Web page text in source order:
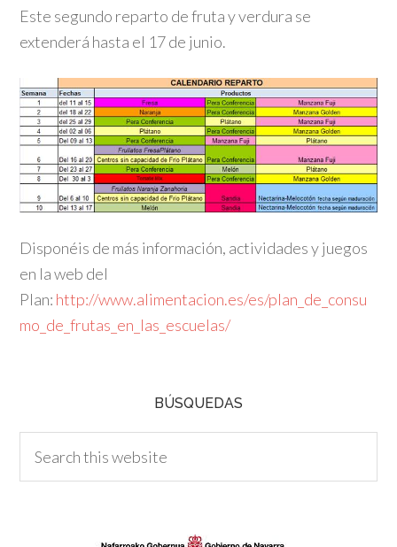
Este segundo reparto de fruta y verdura se
extenderá hasta el 17 de junio.
Disponéis de más información, actividades y juegos
en la web del
Plan: http://www.alimentacion.es/es/plan_de_consu
mo_de_frutas_en_las_escuelas/
BÚSQUEDAS